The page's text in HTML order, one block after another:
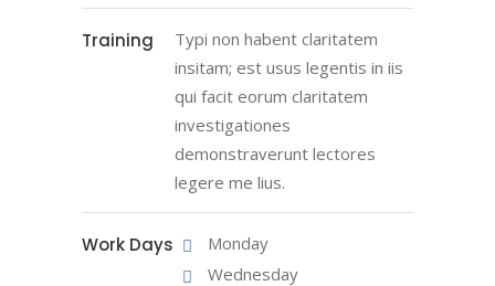
Training
Typi non habent claritatem
insitam; est usus legentis in iis
qui facit eorum claritatem
investigationes
demonstraverunt lectores
legere me lius.
Work Days
Monday
Wednesday